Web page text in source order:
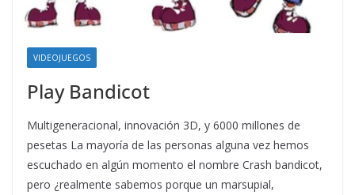
VIDEOJUEGOS
Play Bandicot
Multigeneracional, innovación 3D, y 6000 millones de
pesetas La mayoría de las personas alguna vez hemos
escuchado en algún momento el nombre Crash bandicot,
pero ¿realmente sabemos porque un marsupial,